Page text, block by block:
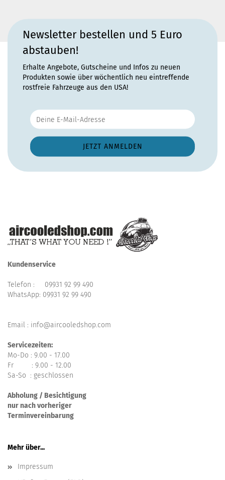
Newsletter bestellen und 5 Euro
abstauben!
Erhalte Angebote, Gutscheine und Infos zu neuen
Produkten sowie über wöchentlich neu eintreffende
rostfreie Fahrzeuge aus den USA!
Kundenservice
Telefon : 09931 92 99 490
WhatsApp: 09931 92 99 490
Email : info@aircooledshop.com
Servicezeiten:
Mo-Do : 9.00 - 17.00
Fr : 9.00 - 12.00
Sa-So : geschlossen
Abholung / Besichtigung
nur nach vorheriger
Terminvereinbarung
Mehr über...
Impressum